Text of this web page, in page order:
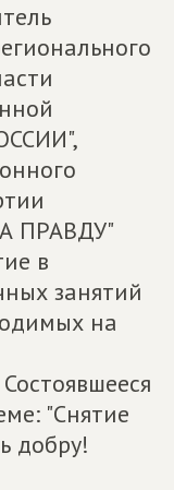
ПРАВДУ"
в
занятий
на
"Снятие
добру!